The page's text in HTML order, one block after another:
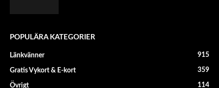
POPULÄRA KATEGORIER
Länkvänner 915
Gratis Vykort & E-kort 359
Övrigt 114